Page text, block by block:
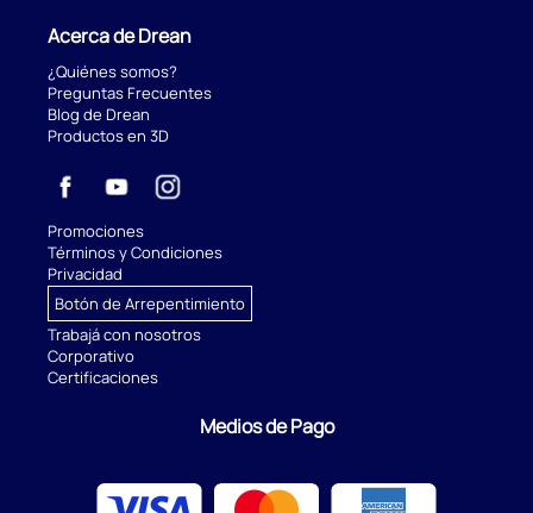
Acerca de Drean
¿Quiénes somos?
Preguntas Frecuentes
Blog de Drean
Productos en 3D
Promociones
Términos y Condiciones
Privacidad
Botón de Arrepentimiento
Trabajá con nosotros
Corporativo
Certificaciones
Medios de Pago